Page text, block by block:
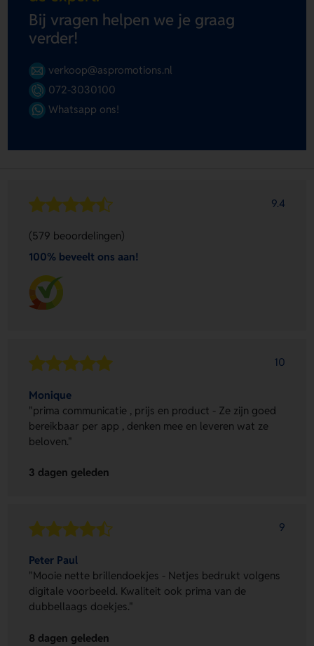
Bij vragen helpen we je graag
verder!
verkoop@aspromotions.nl
072-3030100
Whatsapp ons!
9.4
(579 beoordelingen)
100% beveelt ons aan!
10
Monique
"prima communicatie , prijs en product - Ze zijn goed
bereikbaar per app , denken mee en leveren wat ze
beloven."
3 dagen geleden
9
Peter Paul
"Mooie nette brillendoekjes - Netjes bedrukt volgens
digitale voorbeeld. Kwaliteit ook prima van de
dubbellaags doekjes."
8 dagen geleden